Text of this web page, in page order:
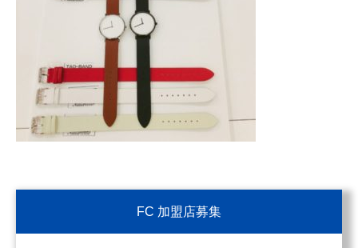
FC 加盟店募集